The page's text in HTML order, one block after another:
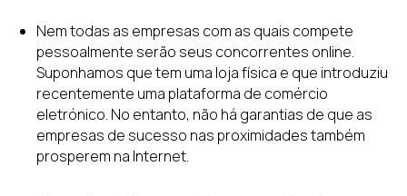
Nem todas as empresas com as quais compete
pessoalmente serão seus concorrentes online.
Suponhamos que tem uma loja física e que introduziu
recentemente uma plataforma de comércio
eletrónico. No entanto, não há garantias de que as
empresas de sucesso nas proximidades também
prosperem na Internet.